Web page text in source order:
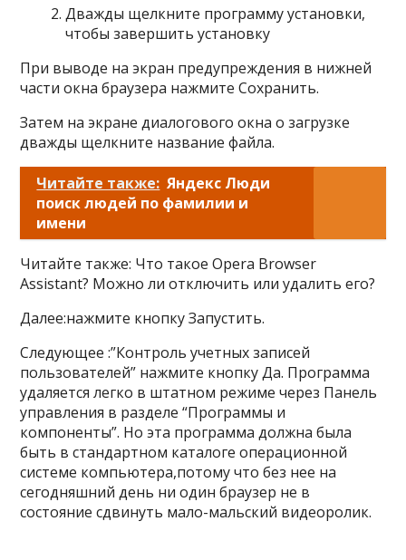
Дважды щелкните программу установки,
чтобы завершить установку
При выводе на экран предупреждения в нижней
части окна браузера нажмите Сохранить.
Затем на экране диалогового окна о загрузке
дважды щелкните название файла.
Читайте также: Яндекс Люди
поиск людей по фамилии и
имени
Читайте также: Что такое Opera Browser
Assistant? Можно ли отключить или удалить его?
Далее:нажмите кнопку Запустить.
Следующее :”Контроль учетных записей
пользователей” нажмите кнопку Да. Программа
удаляется легко в штатном режиме через Панель
управления в разделе “Программы и
компоненты”. Но эта программа должна была
быть в стандартном каталоге операционной
системе компьютера,потому что без нее на
сегодняшний день ни один браузер не в
состояние сдвинуть мало-мальский видеоролик.